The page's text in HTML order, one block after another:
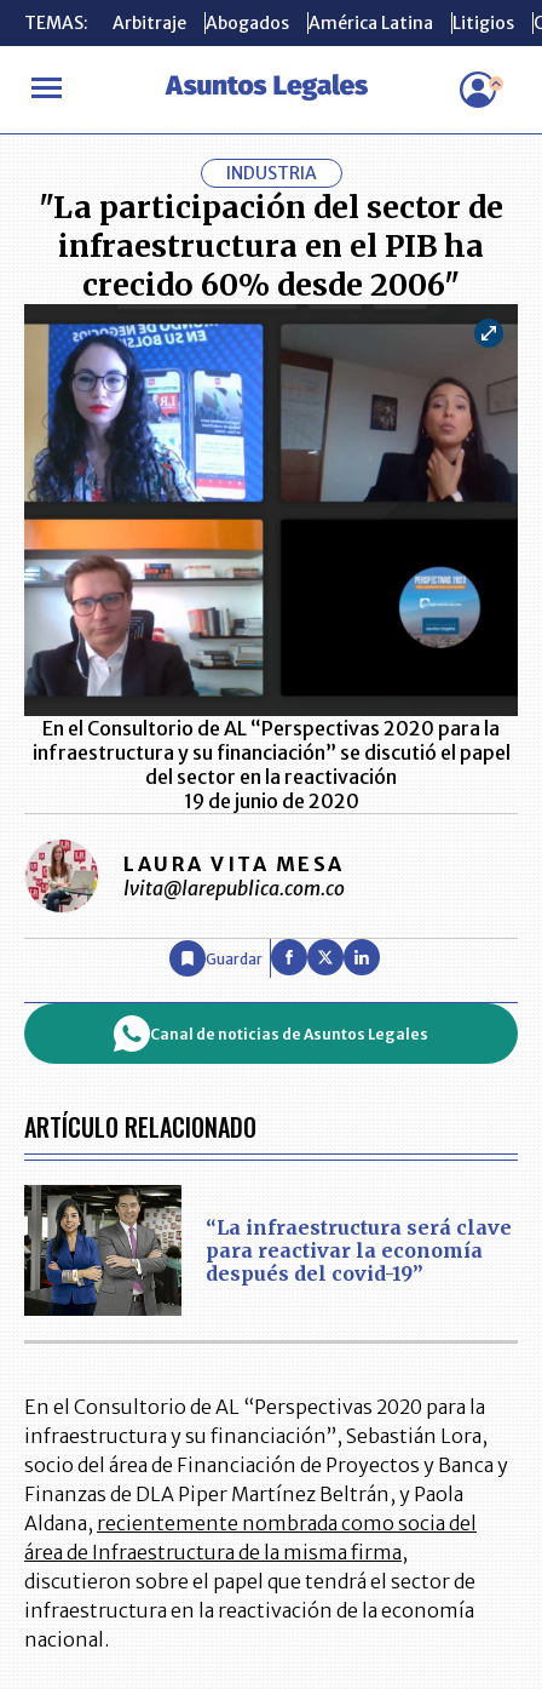
TEMAS: Arbitraje Abogados América Latina Litigios
INICIO CONSULTORIO "La participación del sector de
TEMAS: Arbitraje Abogados América Latina Litigios
INDUSTRIA
"La participación del sector de
infraestructura en el PIB ha
crecido 60% desde 2006"
En el Consultorio de AL “Perspectivas 2020 para la
infraestructura y su financiación” se discutió el papel
del sector en la reactivación
19 de junio de 2020
LAURA VITA MESA
lvita@larepublica.com.co
Guardar
Canal de noticias de Asuntos Legales
ARTÍCULO RELACIONADO
“La infraestructura será clave
para reactivar la economía
después del covid-19”
En el Consultorio de AL “Perspectivas 2020 para la
infraestructura y su financiación”, Sebastián Lora,
socio del área de Financiación de Proyectos y Banca y
Finanzas de DLA Piper Martínez Beltrán, y Paola
Aldana, recientemente nombrada como socia del
área de Infraestructura de la misma firma,
discutieron sobre el papel que tendrá el sector de
infraestructura en la reactivación de la economía
nacional.